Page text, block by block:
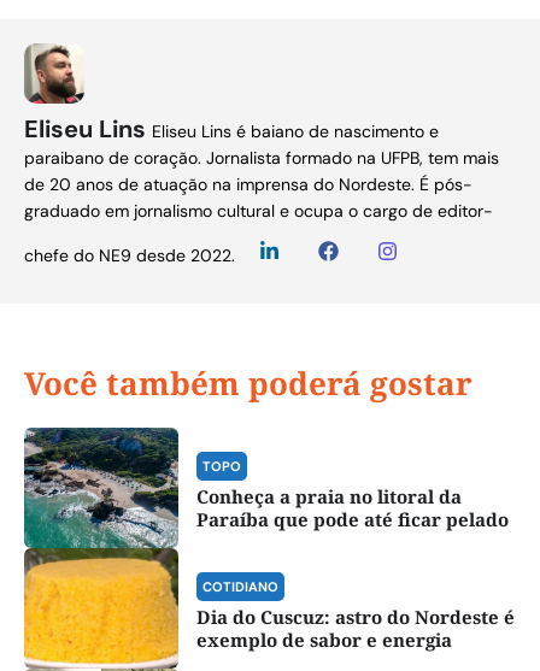
Eliseu Lins Eliseu Lins é baiano de nascimento e
paraibano de coração. Jornalista formado na UFPB, tem mais
de 20 anos de atuação na imprensa do Nordeste. É pós-
graduado em jornalismo cultural e ocupa o cargo de editor-
chefe do NE9 desde 2022.
Você também poderá gostar
TOPO
Conheça a praia no litoral da
Paraíba que pode até ficar pelado
COTIDIANO
Dia do Cuscuz: astro do Nordeste é
exemplo de sabor e energia